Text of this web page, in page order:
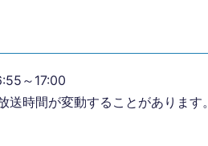
～17:00
送時間が変動することがあります。